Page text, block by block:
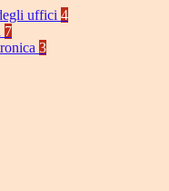
uffici 4
7
3